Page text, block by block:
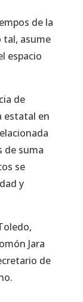
de la
tal, asume
espacio
de
estatal en
de suma
se
y
Jara
de